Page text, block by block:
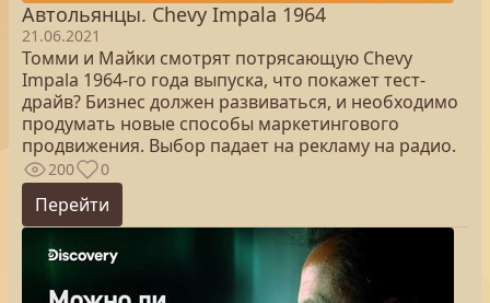
Автольянцы. Chevy Impala 1964
21.06.2021
Томми и Майки смотрят потрясающую Chevy
Impala 1964-го года выпуска, что покажет тест-
драйв? Бизнес должен развиваться, и необходимо
продумать новые способы маркетингового
продвижения. Выбор падает на рекламу на радио.
200 0
Перейти